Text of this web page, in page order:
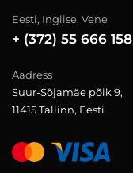
Eesti, Inglise, Vene
+ (372) 55 666 158
Aadress
Suur-Sõjamäe põik 9,
11415 Tallinn, Eesti